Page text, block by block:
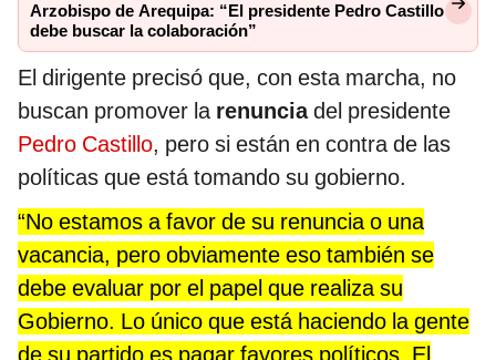
Arzobispo de Arequipa: “El presidente Pedro Castillo
debe buscar la colaboración”
El dirigente precisó que, con esta marcha, no
buscan promover la renunciadel presidente
Pedro Castillo, pero si están en contra de las
políticas que está tomando su gobierno.
“No estamos a favor de su renuncia o una
vacancia, pero obviamente eso también se
debe evaluar por el papel que realiza su
Gobierno. Lo único que está haciendo la gente
de su partido es pagar favores políticos. El